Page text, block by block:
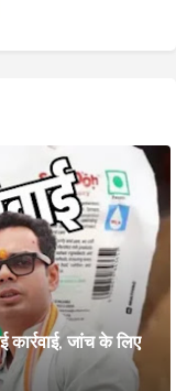
जांच के लिए